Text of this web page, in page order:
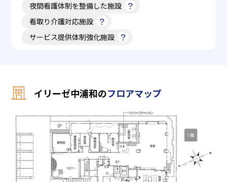
夜間看護体制を整備した施設
看取り介護対応施設
サービス提供体制強化施設
イリーゼ中浦和のフロアマップ